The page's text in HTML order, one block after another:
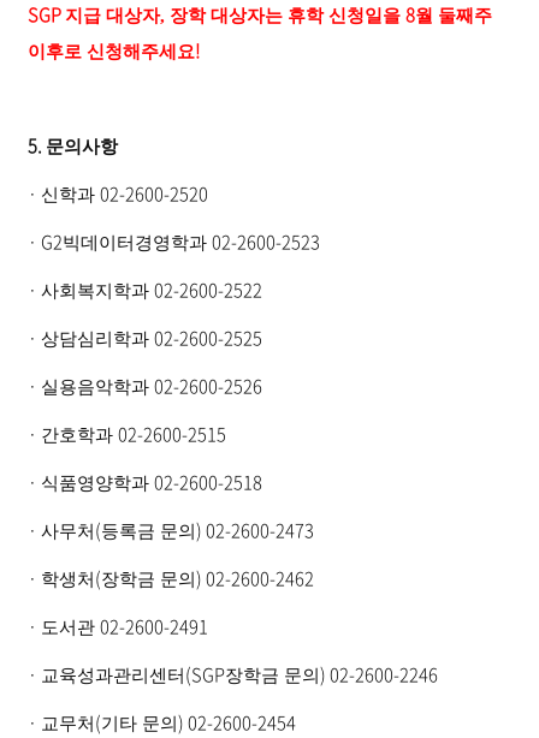
SGP 지급 대상자, 장학 대상자는 휴학 신청일을8월 둘째주
이후로 신청해주세요!
5. 문의사항
· 신학과02-2600-2520
· G2빅데이터경영학과02-2600-2523
·사회복지학과02-2600-2522
·상담심리학과02-2600-2525
· 실용음악학과02-2600-2526
· 간호학과02-2600-2515
· 식품영양학과02-2600-2518
·사무처 (등록금 문의 ) 02-2600-2473
· 학생처 (장학금 문의 ) 02-2600-2462
· 도서관02-2600-2491
· 교육성과관리센터 (SGP장학금 문의 ) 02-2600-2246
· 교무처 (기타 문의 ) 02-2600-2454